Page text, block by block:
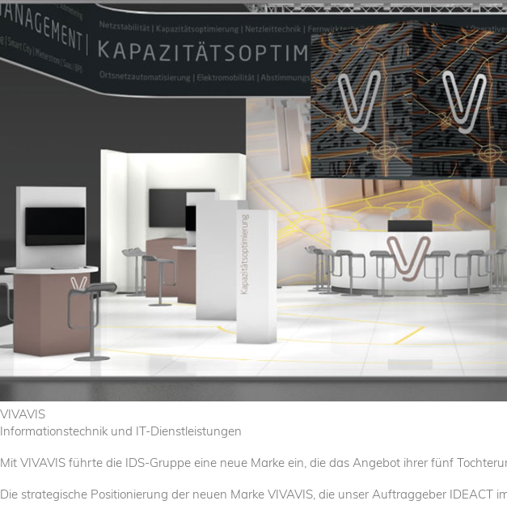
HOME LICHTUNG
VIVAVIS
Informationstechnik und IT-Dienstleistungen
Mit VIVAVIS führte die IDS-Gruppe eine neue Marke ein, die das Angebot ihrer fünf
Die strategische Positionierung der neuen Marke VIVAVIS, die unser Auftraggeber